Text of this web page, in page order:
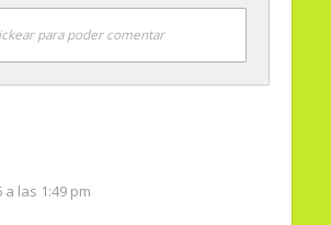
para poder comentar
las 1:49 pm